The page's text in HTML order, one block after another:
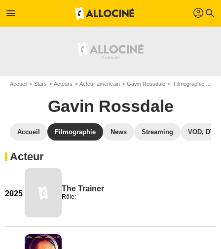
menu profil search
Accueil Stars Acteurs Acteur américain Gavin Rossdale Filmographie Gavin Rossdale
Gavin Rossdale
Accueil Filmographie News Streaming VOD, DVD
Acteur
2025
The Trainer
Rôle: -